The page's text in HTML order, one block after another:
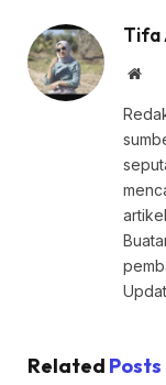
Tifa
Related Posts